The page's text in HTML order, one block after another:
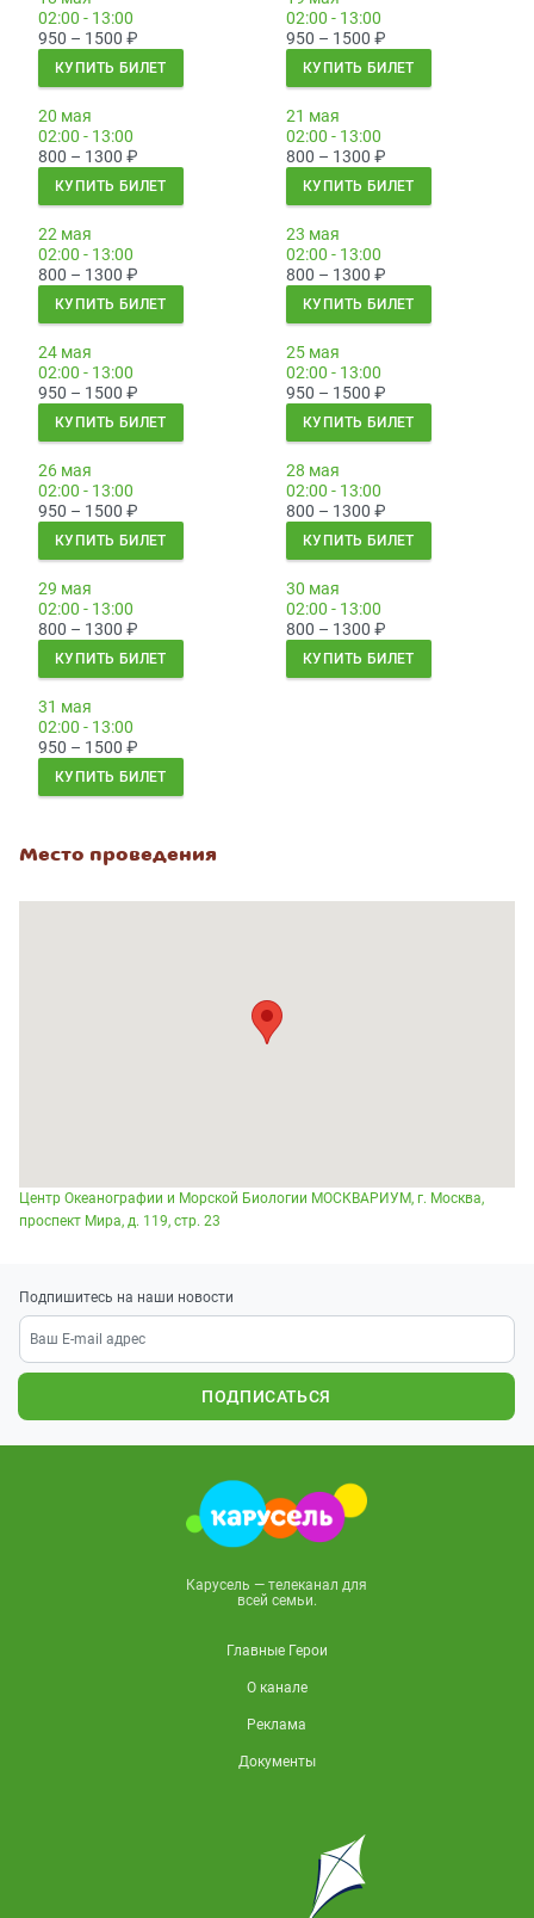
02:00 - 13:00
950 – 1500 ₽
КУПИТЬ БИЛЕТ
02:00 - 13:00
950 – 1500 ₽
КУПИТЬ БИЛЕТ
20 мая
02:00 - 13:00
800 – 1300 ₽
КУПИТЬ БИЛЕТ
21 мая
02:00 - 13:00
800 – 1300 ₽
КУПИТЬ БИЛЕТ
22 мая
02:00 - 13:00
800 – 1300 ₽
КУПИТЬ БИЛЕТ
23 мая
02:00 - 13:00
800 – 1300 ₽
КУПИТЬ БИЛЕТ
24 мая
02:00 - 13:00
950 – 1500 ₽
КУПИТЬ БИЛЕТ
25 мая
02:00 - 13:00
950 – 1500 ₽
КУПИТЬ БИЛЕТ
26 мая
02:00 - 13:00
950 – 1500 ₽
КУПИТЬ БИЛЕТ
28 мая
02:00 - 13:00
800 – 1300 ₽
КУПИТЬ БИЛЕТ
29 мая
02:00 - 13:00
800 – 1300 ₽
КУПИТЬ БИЛЕТ
30 мая
02:00 - 13:00
800 – 1300 ₽
КУПИТЬ БИЛЕТ
31 мая
02:00 - 13:00
950 – 1500 ₽
КУПИТЬ БИЛЕТ
Место проведения
Центр Океанографии и Морской Биологии МОСКВАРИУМ, г. Москва,
проспект Мира, д. 119, стр. 23
Подпишитесь на наши новости
ПОДПИСАТЬСЯ
Карусель — телеканал для
всей семьи.
Главные Герои
О канале
Реклама
Документы